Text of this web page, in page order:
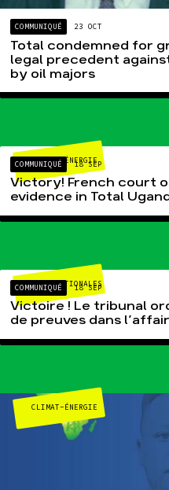
COMMUNIQUÉ 23 OCT
Total condemned for
legal precedent
by oil majors
CLIMAT-ÉNERGIE
COMMUNIQUÉ 18 SEP
Victory! French court
evidence in Total
MULTINATIONALES
COMMUNIQUÉ 18 SEP
Victoire ! Le tribunal
de preuves dans
CLIMAT-ÉNERGIE